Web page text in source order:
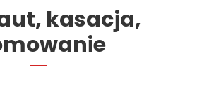
kasacja,